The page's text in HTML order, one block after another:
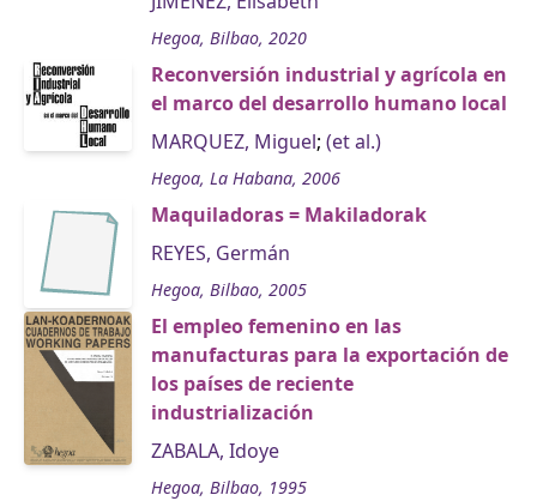
Hegoa, Bilbao, 2020
Reconversión industrial y agrícola en
el marco del desarrollo humano local
MARQUEZ, Miguel; (et al.)
Hegoa, La Habana, 2006
Maquiladoras = Makiladorak
REYES, Germán
Hegoa, Bilbao, 2005
El empleo femenino en las
manufacturas para la exportación de
los países de reciente
industrialización
ZABALA, Idoye
Hegoa, Bilbao, 1995